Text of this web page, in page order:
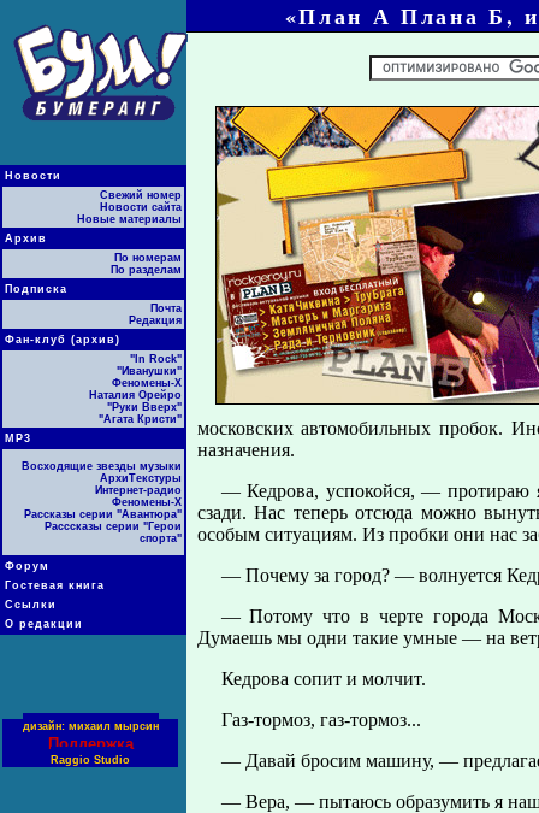
Новости
Свежий номер
Новости сайта
Новые материалы
Архив
По номерам
По разделам
Подписка
Почта
Редакция
Фан-клуб (архив)
"In Rock"
"Иванушки"
Феномены-Х
Наталия Орейро
"Руки Вверх"
"Агата Кристи"
МР3
Восходящие звезды музыки
АрхиТекстуры
Интернет-радио
Феномены-Х
Рассказы серии "Авантюра"
Расссказы серии "Герои
спорта"
Форум
Гостевая книга
Ссылки
О редакции
дизайн: михаил мырсин
Поддержка
Raggio Studio
«План А Плана Б,
московских автомобильных пробок.
назначения.
— Кедрова, успокойся, —
сзади. Нас теперь отсюда можно
особым ситуациям. Из пробки они нас
— Почему за город? — волнуется
— Потому что в черте города
Думаешь мы одни такие умные — на
Кедрова сопит и молчит.
Газ-тормоз, газ-тормоз...
— Давай бросим машину, —
— Вера, — пытаюсь образумить я